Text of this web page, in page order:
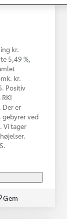
kr.
5,49 %,
kr.
Positiv
er
ved
Vi tager
Gem